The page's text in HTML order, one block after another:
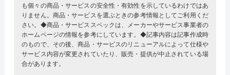
も個々の商品・サービスの安全性・有効性を示しているわけではあ
りません。商品・サービスを選ぶときの参考情報としてご利用くだ
さい。◆商品・サービススペックは、メーカーやサービス事業者の
ホームページの情報を参考にしています。◆記事内容は記事作成時
のもので、その後、商品・サービスのリニューアルによって仕様や
サービス内容が変更されていたり、販売・提供が中止されている場
合があります。